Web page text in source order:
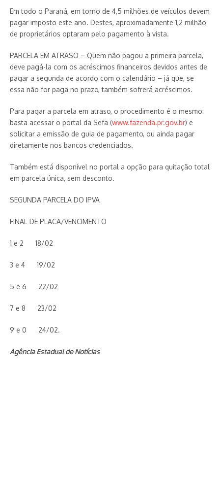
Em todo o Paraná, em torno de 4,5 milhões de veículos devem
pagar imposto este ano. Destes, aproximadamente 1,2 milhão
de proprietários optaram pelo pagamento à vista.
PARCELA EM ATRASO – Quem não pagou a primeira parcela,
deve pagá-la com os acréscimos financeiros devidos antes de
pagar a segunda de acordo com o calendário – já que, se
essa não for paga no prazo, também sofrerá acréscimos.
Para pagar a parcela em atraso, o procedimento é o mesmo:
basta acessar o portal da Sefa (www.fazenda.pr.gov.br) e
solicitar a emissão de guia de pagamento, ou ainda pagar
diretamente nos bancos credenciados.
Também está disponível no portal a opção para quitação total
em parcela única, sem desconto.
SEGUNDA PARCELA DO IPVA
FINAL DE PLACA/VENCIMENTO
1 e 2 18/02
3 e 4 19/02
5 e 6 22/02
7 e 8 23/02
9 e 0 24/02.
Agência Estadual de Notícias